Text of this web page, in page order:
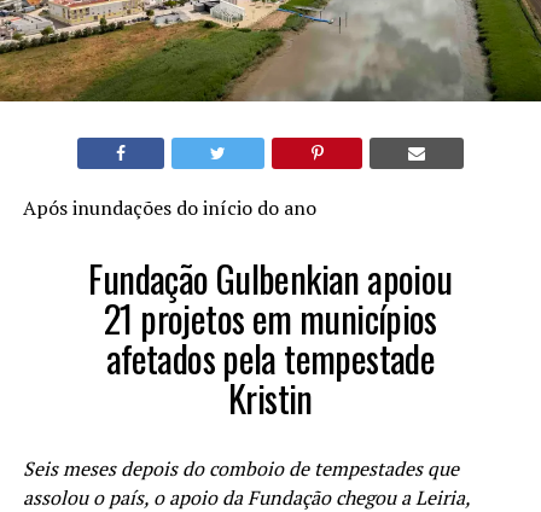
Após inundações do início do ano
Fundação Gulbenkian apoiou
21 projetos em municípios
afetados pela tempestade
Kristin
Seis meses depois do comboio de tempestades que
assolou o país, o apoio da Fundação chegou a Leiria,